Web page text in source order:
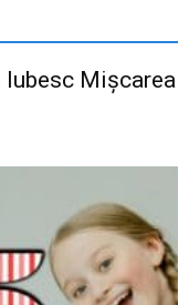
Iubesc Mișcarea